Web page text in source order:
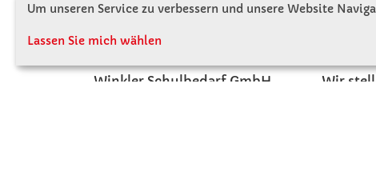
KONTAKT
Winkler Schulbedarf GmbH
Wir
Um unseren Service zu verbessern und unsere Website
Lassen Sie mich wählen